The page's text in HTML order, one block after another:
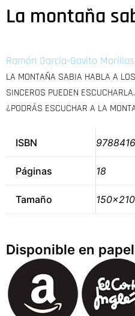
La montaña
Ramón García-Gavito Morillas
LA MONTAÑA SABIA HABLA A
SINCEROS PUEDEN ESCUCHARLA.
¿PODRÁS ESCUCHAR A LA
ISBN
Páginas 18
Tamaño 150×210
Disponible en papel